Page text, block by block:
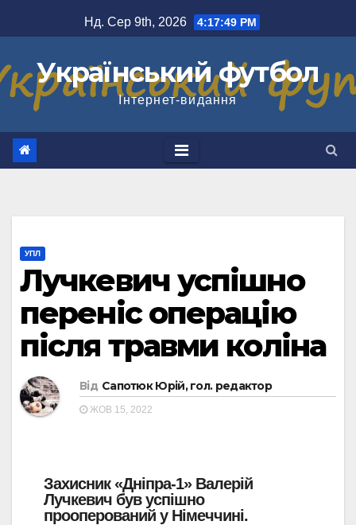
до
Нд. Сер 9th, 2026 4:17:49 PM
Український футбол
Інтернет-видання
УПЛ
Лучкевич успішно
переніс операцію
після травми коліна
Від Сапотюк Юрій, гол. редактор
ЖОВ 15, 2022
Захисник «Дніпра-1» Валерій
Лучкевич був успішно
прооперований у Німеччині.